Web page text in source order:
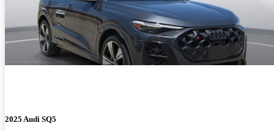
2025 Audi SQ5